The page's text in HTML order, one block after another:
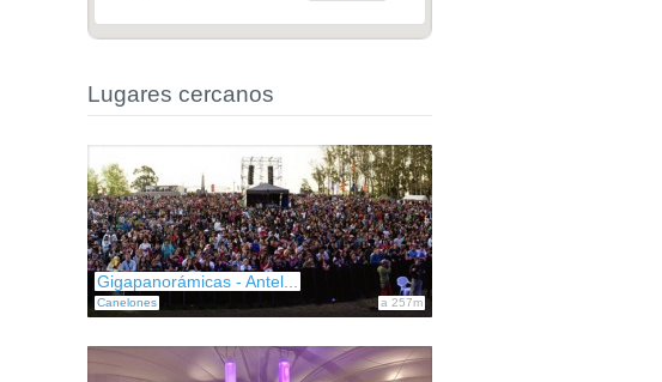
Lugares cercanos
Canelones
Gigapanorámicas - Antel...
a 257m